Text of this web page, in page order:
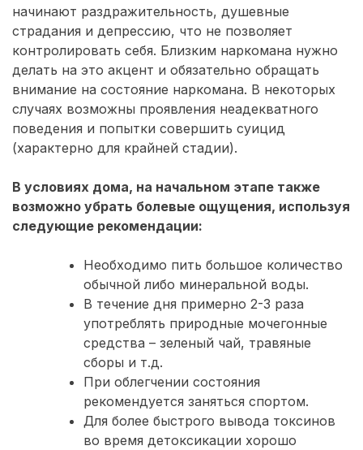
начинают раздражительность, душевные
страдания и депрессию, что не позволяет
контролировать себя. Близким наркомана нужно
делать на это акцент и обязательно обращать
внимание на состояние наркомана. В некоторых
случаях возможны проявления неадекватного
поведения и попытки совершить суицид
(характерно для крайней стадии).
В условиях дома, на начальном этапе также
возможно убрать болевые ощущения, используя
следующие рекомендации:
Необходимо пить большое количество
обычной либо минеральной воды.
В течение дня примерно 2-3 раза
употреблять природные мочегонные
средства – зеленый чай, травяные
сборы и т.д.
При облегчении состояния
рекомендуется заняться спортом.
Для более быстрого вывода токсинов
во время детоксикации хорошо